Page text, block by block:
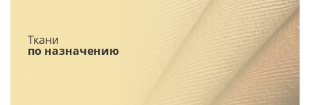
Ткани
по назначению